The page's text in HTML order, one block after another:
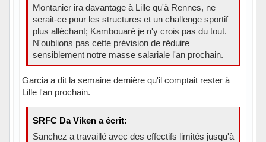
Montanier ira davantage à Lille qu'à Rennes, ne
serait-ce pour les structures et un challenge sportif
plus alléchant; Kambouaré je n'y crois pas du tout.
N'oublions pas cette prévision de réduire
sensiblement notre masse salariale l'an prochain.
Garcia a dit la semaine dernière qu'il comptait rester à
Lille l'an prochain.
SRFC Da Viken a écrit:
Sanchez a travaillé avec des effectifs limités jusqu'à